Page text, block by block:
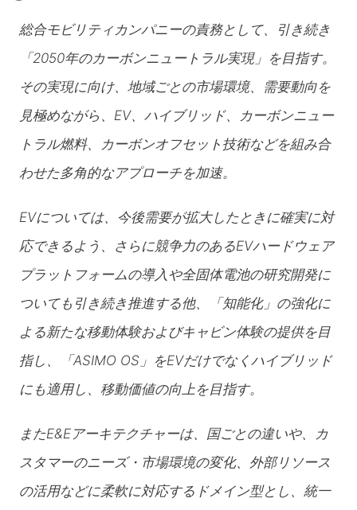
総合モビリティカンパニーの責務として、引き続き
「2050年のカーボンニュートラル実現」を目指す。
その実現に向け、地域ごとの市場環境、需要動向を
見極めながら、EV、ハイブリッド、カーボンニュー
トラル燃料、カーボンオフセット技術などを組み合
わせた多角的なアプローチを加速。
EVについては、今後需要が拡大したときに確実に対
応できるよう、さらに競争力のあるEVハードウェア
プラットフォームの導入や全固体電池の研究開発に
ついても引き続き推進する他、「知能化」の強化に
よる新たな移動体験およびキャビン体験の提供を目
指し、「ASIMO OS」をEVだけでなくハイブリッド
にも適用し、移動価値の向上を目指す。
またE&Eアーキテクチャーは、国ごとの違いや、カ
スタマーのニーズ・市場環境の変化、外部リソース
の活用などに柔軟に対応するドメイン型とし、統一